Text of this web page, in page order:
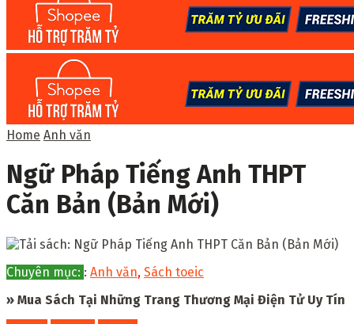
Home Anh văn
Ngữ Pháp Tiếng Anh THPT
Căn Bản (Bản Mới)
Chuyên mục: : Anh văn, Sách toeic
» Mua Sách Tại Những Trang Thương Mại Điện Tử Uy Tín